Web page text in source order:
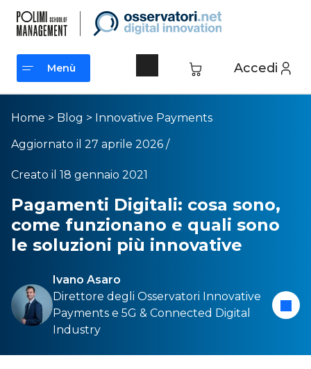
Accedi
Menù
Menù
Home > Blog > Innovative Payments
Aggiornato il 27 aprile 2026 /
Creato il 18 gennaio 2021
Pagamenti Digitali: cosa sono,
come funzionano e quali sono
le soluzioni più innovative
Ivano Asaro
Direttore degli Osservatori Innovative
Payments e 5G & Connected Digital
Industry